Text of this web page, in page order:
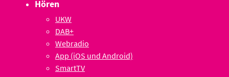
Hören
UKW
DAB+
Webradio
App (iOS und Android)
SmartTV